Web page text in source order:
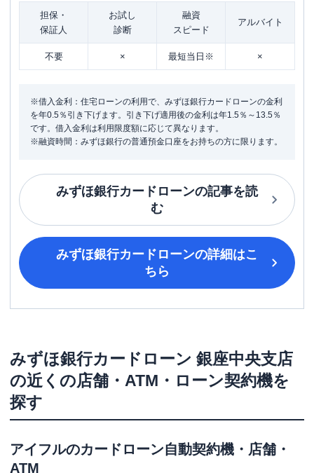
担保・
保証人
お試し
診断
融資
スピード
アルバイト
不要 × 最短当日※ ×
※借入金利：住宅ローンの利用で、みずほ銀行カードローンの金利
を年0.5％引き下げます。引き下げ適用後の金利は年1.5％～13.5％
です。借入金利は利用限度額に応じて異なります。
※融資時間：みずほ銀行の普通預金口座をお持ちの方に限ります。
みずほ銀行カードローンの記事を読
む
みずほ銀行カードローンの詳細はこ
ちら
みずほ銀行カードローン 銀座中央支店
の近くの店舗・ATM・ローン契約機を
探す
アイフルのカードローン自動契約機・店舗・
ATM